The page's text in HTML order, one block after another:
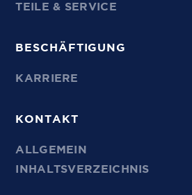
TEILE & SERVICE
BESCHÄFTIGUNG
KARRIERE
KONTAKT
ALLGEMEIN
INHALTSVERZEICHNIS